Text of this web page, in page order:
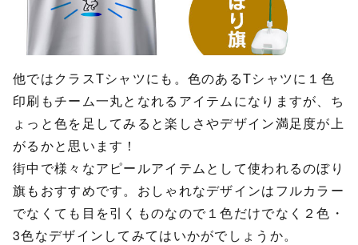
他ではクラスTシャツにも。色のあるTシャツに１色
印刷もチーム一丸となれるアイテムになりますが、ち
ょっと色を足してみると楽しさやデザイン満足度が上
がるかと思います！
街中で様々なアピールアイテムとして使われるのぼり
旗もおすすめです。おしゃれなデザインはフルカラー
でなくても目を引くものなので１色だけでなく２色・
3色なデザインしてみてはいかがでしょうか。